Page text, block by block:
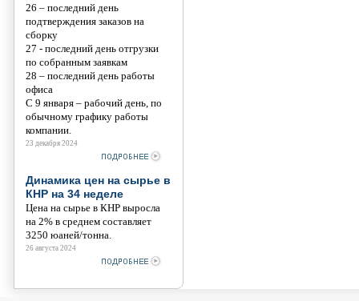
26 – последний день
подтверждения заказов на
сборку
27 - последний день отгрузки
по собранным заявкам
28 – последний день работы
офиса
С 9 января – рабочий день, по
обычному графику работы
компании.
23 декабря 2024
Динамика цен на сырье в
КНР на 34 неделе
Цена на сырье в КНР выросла
на 2% в среднем составляет
3250 юаней/тонна.
26 августа 2024